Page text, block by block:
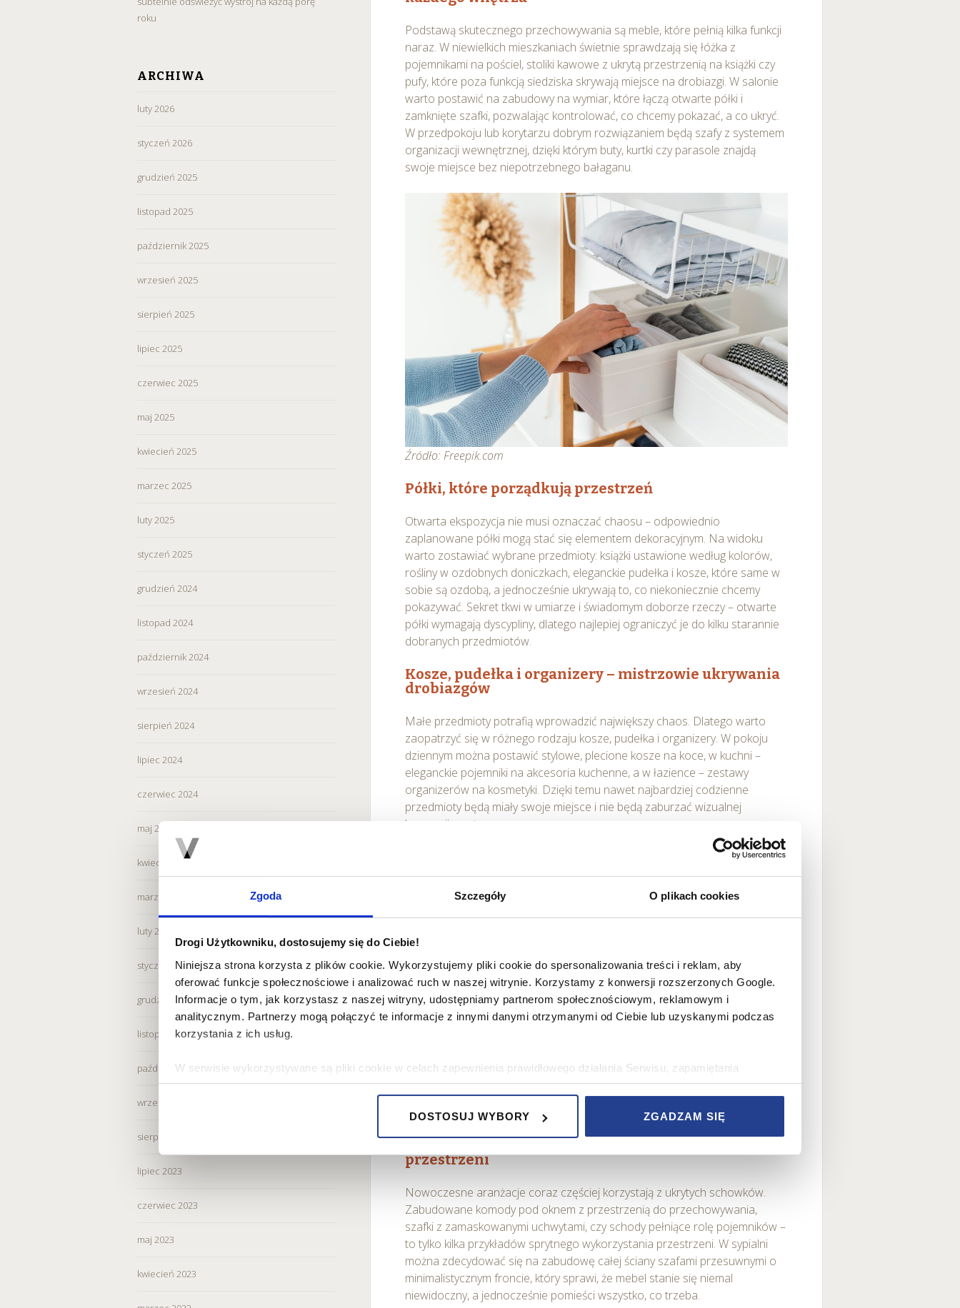
Zgoda Szczegóły O plikach cookies
Drogi Użytkowniku, dostosujemy się do Ciebie!
Niniejsza strona korzysta z plików cookie. Wykorzystujemy pliki cookie do spersonalizowania treści i reklam, aby
oferować funkcje społecznościowe i analizować ruch w naszej witrynie. Korzystamy z konwersji rozszerzonych Google.
Informacje o tym, jak korzystasz z naszej witryny, udostępniamy partnerom społecznościowym, reklamowym i
analitycznym. Partnerzy mogą połączyć te informacje z innymi danymi otrzymanymi od Ciebie lub uzyskanymi podczas
korzystania z ich usług.
W serwisie wykorzystywane są pliki cookie w celach zapewnienia prawidłowego działania Serwisu, zapamiętania
wybranych przez użytkownika ustawień i wszelkich wyborów dokonywanych w Serwisie, poprawy wydajności Serwisu,
działania Serwisu do preferencji użytkowników, tworzenia statystyk użytkowania Serwisu oraz w celach marketingowych.
Informacje, w tym dane osobowe, pozyskane w związku z wykorzystywaniem plików cookie w Serwisie, przetwarzane są
przez Spravia Sp. z o.o. jako usługodawcę Serwisu w ww. celach oraz mogą być również przetwarzane przez Partnerów
Spravia Sp. z o.o. W związku z powyższym użytkownik ma prawo do dostępu do swoich danych osobowych, ich
sprostowania, usunięcia, ograniczenia przetwarzania, wniesienia sprzeciwu wobec przetwarzania, a także prawo do
wniesienia skargi do Prezesa Urzędu Ochrony Danych Osobowych. Szczegółowe informacje o plikach cookie
wykorzystywanych w Serwisie oraz inne informacje dotyczące prywatności związane z korzystaniem z Serwisu dostępne
Wybierając opcję „Zgadzam się” wyrażasz zgodę na wykorzystywanie w Serwisie wszystkich plików cookie przez
DOSTOSUJ WYBORY ZGADZAM SIĘ
roku
ARCHIWA
luty 2026
styczeń 2026
grudzień 2025
listopad 2025
październik 2025
wrzesień 2025
sierpień 2025
lipiec 2025
czerwiec 2025
maj 2025
kwiecień 2025
marzec 2025
luty 2025
styczeń 2025
grudzień 2024
listopad 2024
październik 2024
wrzesień 2024
sierpień 2024
lipiec 2024
czerwiec 2024
maj 2024
kwiecień 2024
marzec 2024
luty 2024
styczeń 2024
grudzień 2023
listopad 2023
październik 2023
wrzesień 2023
sierpień 2023
lipiec 2023
czerwiec 2023
maj 2023
kwiecień 2023
Podstawą skutecznego przechowywania są meble, które pełnią kilka funkcji
naraz. W niewielkich mieszkaniach świetnie sprawdzają się łóżka z
pojemnikami na pościel, stoliki kawowe z ukrytą przestrzenią na książki czy
pufy, które poza funkcją siedziska skrywają miejsce na drobiazgi. W salonie
warto postawić na zabudowy na wymiar, które łączą otwarte półki i
zamknięte szafki, pozwalając kontrolować, co chcemy pokazać, a co ukryć.
W przedpokoju lub korytarzu dobrym rozwiązaniem będą szafy z systemem
organizacji wewnętrznej, dzięki którym buty, kurtki czy parasole znajdą
swoje miejsce bez niepotrzebnego bałaganu.
Źródło: Freepik.com
Półki, które porządkują przestrzeń
Otwarta ekspozycja nie musi oznaczać chaosu – odpowiednio
zaplanowane półki mogą stać się elementem dekoracyjnym. Na widoku
warto zostawiać wybrane przedmioty: książki ustawione według kolorów,
rośliny w ozdobnych doniczkach, eleganckie pudełka i kosze, które same w
sobie są ozdobą, a jednocześnie ukrywają to, co niekoniecznie chcemy
pokazywać. Sekret tkwi w umiarze i świadomym doborze rzeczy – otwarte
półki wymagają dyscypliny, dlatego najlepiej ograniczyć je do kilku starannie
dobranych przedmiotów.
Kosze, pudełka i organizery – mistrzowie ukrywania
drobiazgów
Małe przedmioty potrafią wprowadzić największy chaos. Dlatego warto
zaopatrzyć się w różnego rodzaju kosze, pudełka i organizery. W pokoju
dziennym można postawić stylowe, plecione kosze na koce, w kuchni –
eleganckie pojemniki na akcesoria kuchenne, a w łazience – zestawy
organizerów na kosmetyki. Dzięki temu nawet najbardziej codzienne
przedmioty będą miały swoje miejsce i nie będą zaburzać wizualnej
harmonii wnętrza.
Źródło: Freepik.com
przestrzeni
Nowoczesne aranżacje coraz częściej korzystają z ukrytych schowków.
Zabudowane komody pod oknem z przestrzenią do przechowywania,
szafki z zamaskowanymi uchwytami, czy schody pełniące rolę pojemników –
to tylko kilka przykładów sprytnego wykorzystania przestrzeni. W sypialni
można zdecydować się na zabudowę całej ściany szafami przesuwnymi o
minimalistycznym froncie, który sprawi, że mebel stanie się niemal
niewidoczny, a jednocześnie pomieści wszystko, co trzeba.